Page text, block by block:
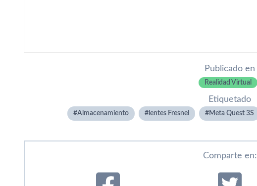
Publicado en
Realidad Virtual
Etiquetado
Almacenamiento lentes Fresnel Meta Quest 3S
Comparte en: